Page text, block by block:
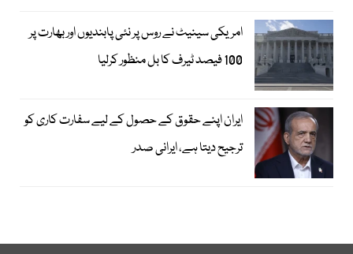
امریکی سینیٹ نے روس پر نئی پابندیوں اور بھارت پر
100 فیصد ٹیرف کا بل منظور کرلیا
ایران اپنے حقوق کے حصول کے لیے سفارت کاری کو
ترجیح دیتا ہے، ایرانی صدر